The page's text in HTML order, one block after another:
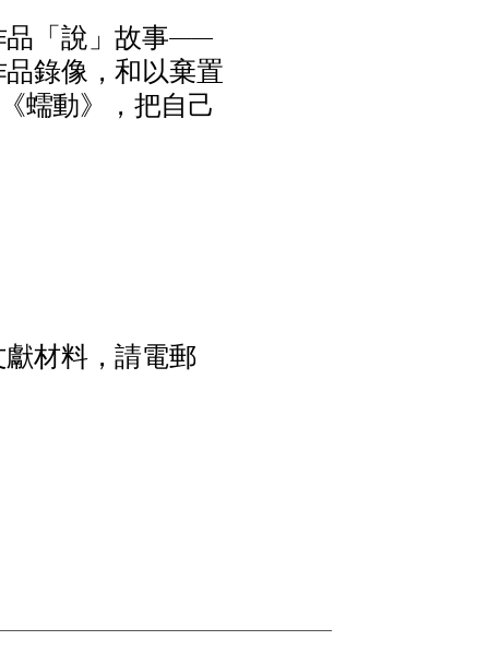
品 「說 」故事——
品錄像 ，和以棄置
蠕動》 ， 把自己
獻材料，請電郵